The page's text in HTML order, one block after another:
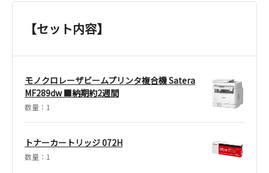
【セット内容】
モノクロレーザビームプリンタ複合機 Satera
MF289dw ■納期約2週間
数量：1
トナーカートリッジ 072H
数量：1